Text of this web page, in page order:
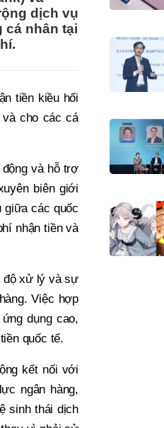
dịch vụ
cá nhân tại
tiền kiều hối
và cho các cá
và hỗ trợ
biên giới
giữa các quốc
nhận tiền và
độ xử lý và sự
Việc hợp
dụng cao,
quốc tế.
kết nối với
ngân hàng,
sinh thái dịch